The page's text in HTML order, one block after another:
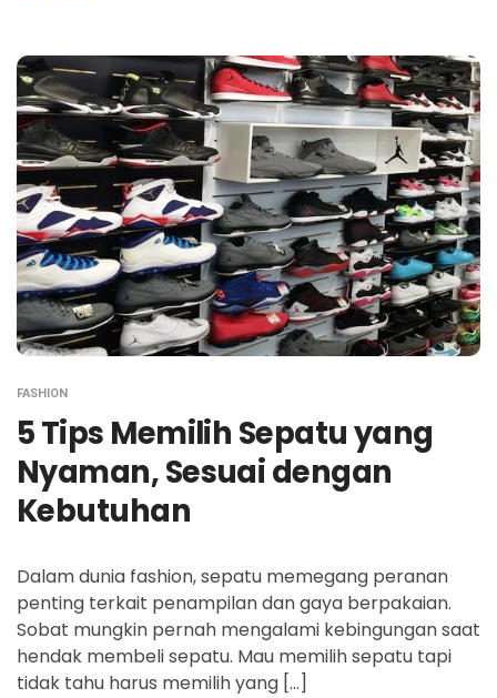
FASHION
5 Tips Memilih Sepatu yang
Nyaman, Sesuai dengan
Kebutuhan
Dalam dunia fashion, sepatu memegang peranan
penting terkait penampilan dan gaya berpakaian.
Sobat mungkin pernah mengalami kebingungan saat
hendak membeli sepatu. Mau memilih sepatu tapi
tidak tahu harus memilih yang […]